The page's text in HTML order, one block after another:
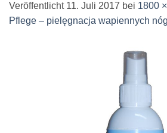
Veröffentlicht 11. Juli 2017 bei 1800
Pflege – pielęgnacja wapiennych nóg